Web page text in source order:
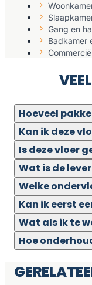
Gang en
Badkamer
Hoeveel
Kan ik deze
Is deze vloer
Wat is de
Welke
Kan ik eerst
Wat als ik te
Hoe